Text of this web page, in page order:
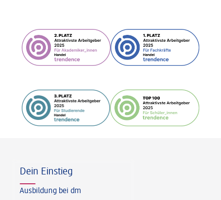
Dein Einstieg
Ausbildung bei dm